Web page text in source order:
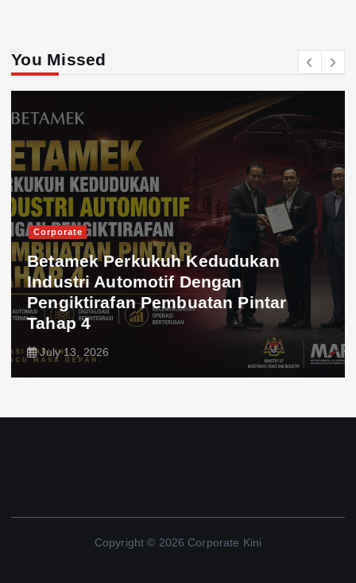
You Missed
Corporate
Betamek Perkukuh Kedudukan
Industri Automotif Dengan
Pengiktirafan Pembuatan Pintar
Tahap 4
July 13, 2026
Copyright © 2026 Corporate Kini